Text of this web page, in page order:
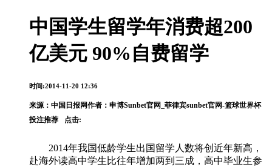
中国学生留学年消费超200
亿美元 90%自费留学
时间:2014-11-20 12:36
来源： 中国日报网作者：申博Sunbet官网_菲律宾sunbet官网-篮球世界杯
投注推荐
点击:
2014年我国低龄学生出国留学人数将创近年新高，
赴海外读高中学生比往年增加两到三成，高中毕业生参